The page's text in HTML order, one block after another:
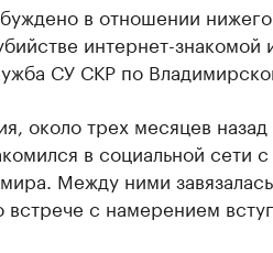
в отношении
интернет-знакомой
СУ СКР по
около трех месяцев
в социальной сети
Между ними
встрече с намерением